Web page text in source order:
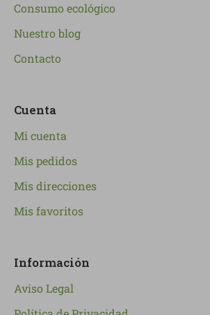
Consumo ecológico
Nuestro blog
Contacto
Cuenta
Mi cuenta
Mis pedidos
Mis direcciones
Mis favoritos
Información
Aviso Legal